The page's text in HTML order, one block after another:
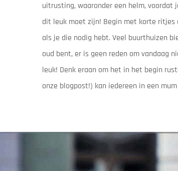
uitrusting, waaronder een helm,
dit leuk moet zijn! Begin met korte ritjes
als je die nodig hebt. Veel buurthuizen
oud bent, er is geen reden om vandaag
leuk! Denk eraan om het in het begin
onze blogpost!) kan iedereen in een